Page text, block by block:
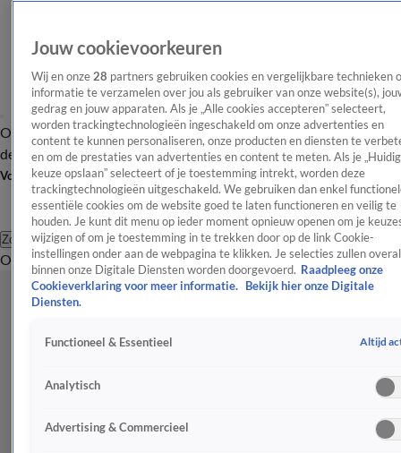
OverzichtAfleveringen Entertainment TV Algemeen
Tip
de redactieNieuwsbrief
Volg Shownieuws
Zoeken
OverzichtEntertainmentSpraakmakendRealityCrimeVideo's
Jouw cookievoorkeuren
Wij en onze 28 partners gebruiken cookies en vergelijkbare technieken
informatie te verzamelen over jou als gebruiker van onze website(s),
gedrag en jouw apparaten. Als je „Alle cookies accepteren” selecteert,
worden trackingtechnologieën ingeschakeld om onze advertenties en
content te kunnen personaliseren, onze producten en diensten te
en om de prestaties van advertenties en content te meten. Als je
keuze opslaan” selecteert of je toestemming intrekt, worden deze
trackingtechnologieën uitgeschakeld. We gebruiken dan enkel
essentiële cookies om de website goed te laten functioneren en veilig te
houden. Je kunt dit menu op ieder moment opnieuw openen om je
wijzigen of om je toestemming in te trekken door op de link Cookie-
instellingen onder aan de webpagina te klikken. Je selecties zullen overal
binnen onze Digitale Diensten worden doorgevoerd. Raadpleeg onze
Cookieverklaring voor meer informatie.
Bekijk hier onze Digitale
Diensten.
Functioneel & Essentieel Altijd
Analytisch
Advertising & Commercieel